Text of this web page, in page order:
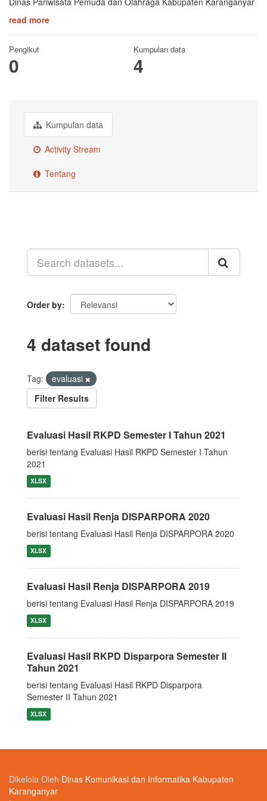
read more
Pengikut
0
Kumpulan data
4
Kumpulan data
Activity Stream
Tentang
Order by
4 dataset found
Tag:
evaluasi
Filter Results
Evaluasi Hasil RKPD Semester I Tahun 2021
berisi tentang Evaluasi Hasil RKPD Semester I Tahun
2021
XLSX
Evaluasi Hasil Renja DISPARPORA 2020
berisi tentang Evaluasi Hasil Renja DISPARPORA 2020
XLSX
Evaluasi Hasil Renja DISPARPORA 2019
berisi tentang Evaluasi Hasil Renja DISPARPORA 2019
XLSX
Evaluasi Hasil RKPD Disparpora Semester II
Tahun 2021
berisi tentang Evaluasi Hasil RKPD Disparpora
Semester II Tahun 2021
XLSX
Dikelola Oleh Dinas Komunikasi dan Informatika Kabupaten
Karanganyar